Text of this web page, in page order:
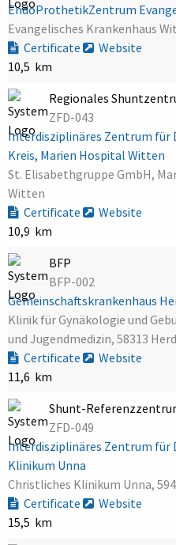
EndoProthetikZentrum
Evangelisches Krankenhaus
Certificate
Website
10,5 km
Regionales
ZFD-043
Interdisziplinäres Zentrum für
Kreis, Marien Hospital Witten
St. Elisabethgruppe GmbH,
Witten
Certificate
Website
10,9 km
BFP
BFP-002
Gemeinschaftskrankenhaus
Klinik für Gynäkologie und
und Jugendmedizin, 58313
Certificate
Website
11,6 km
Shunt-
ZFD-049
Interdisziplinäres Zentrum für
Klinikum Unna
Christliches Klinikum Unna,
Certificate
Website
15,5 km